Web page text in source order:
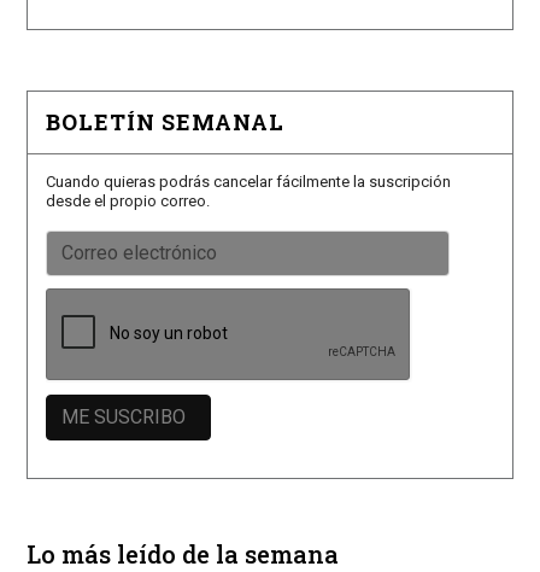
BOLETÍN SEMANAL
Cuando quieras podrás cancelar fácilmente la suscripción
desde el propio correo.
Lo más leído de la semana